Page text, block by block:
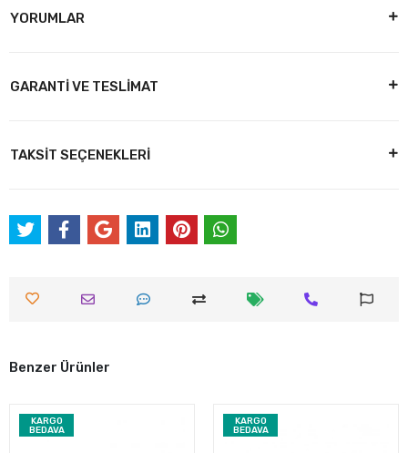
YORUMLAR
GARANTİ VE TESLİMAT
TAKSİT SEÇENEKLERİ
Benzer Ürünler
KARGO
BEDAVA
KARGO
BEDAVA